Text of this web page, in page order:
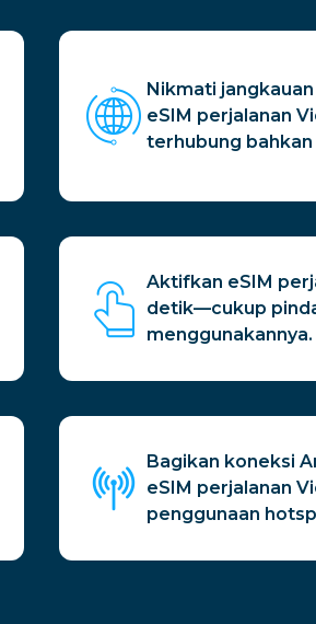
Nikmati
eSIM perjalanan
terhubung
Aktifkan eSIM
detik—cukup
menggunakannya.
Bagikan koneksi
eSIM perjalanan
penggunaan